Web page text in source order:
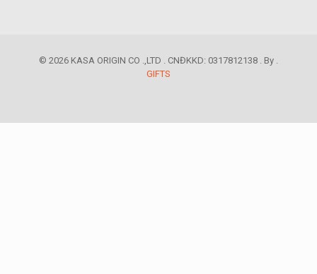
© 2026 KASA ORIGIN CO .,LTD . CNĐKKD: 0317812138 . By .
GIFTS